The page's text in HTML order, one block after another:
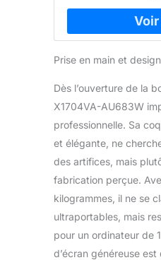
Prise en main et
Dès l’ouverture de la
X1704VA-AU683W
professionnelle. Sa
et élégante, ne
des artifices, mais
fabrication perçue.
kilogrammes, il ne se
ultraportables, mais
pour un ordinateur de
d’écran généreuse